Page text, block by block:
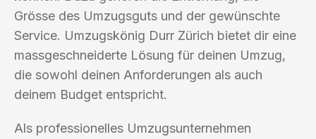
Grösse des Umzugsguts und der gewünschte
Service. Umzugskönig Durr Zürich bietet dir eine
massgeschneiderte Lösung für deinen Umzug,
die sowohl deinen Anforderungen als auch
deinem Budget entspricht.
Als professionelles Umzugsunternehmen